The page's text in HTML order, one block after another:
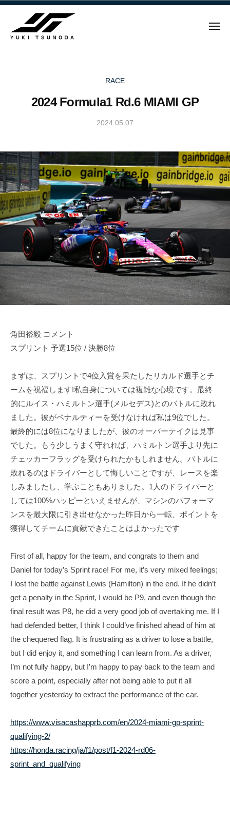
コ
n
o
d
a
–
角
裕
毅
｜
F
1
r
i
e
r
Y
u
k
T
s
u
o
a
O
f
f
i
c
i
a
l
S
i
e
メ
RACE
2024 Formula1 Rd.6 MIAMI GP
2024.05.07
k
i
T
s
n
o
d
a
角田裕毅 コメント
スプリント 予選15位 / 決勝8位
まずは、スプリントで4位入賞を果たしたリカルド選手とチ
ームを祝福します!私自身については複雑な心境です。最終
的にルイス・ハミルトン選手(メルセデス)とのバトルに敗れ
ました。彼がペナルティーを受けなければ私は9位でした。
最終的には8位になりましたが、彼のオーバーテイクは見事
でした。もう少しうまく守れれば、ハミルトン選手より先に
チェッカーフラッグを受けられたかもしれません。バトルに
敗れるのはドライバーとして悔しいことですが、レースを楽
しみましたし、学ぶこともありました。1人のドライバーと
しては100%ハッピーといえませんが、マシンのパフォーマ
ンスを最大限に引き出せなかった昨日から一転、ポイントを
獲得してチームに貢献できたことはよかったです
First of all, happy for the team, and congrats to them and
Daniel for today’s Sprint race! For me, it’s very mixed feelings;
I lost the battle against Lewis (Hamilton) in the end. If he didn’t
get a penalty in the Sprint, I would be P9, and even though the
final result was P8, he did a very good job of overtaking me. If I
had defended better, I think I could’ve finished ahead of him at
the chequered flag. It is frustrating as a driver to lose a battle,
but I did enjoy it, and something I can learn from. As a driver,
I’m not fully happy, but I’m happy to pay back to the team and
score a point, especially after not being able to put it all
together yesterday to extract the performance of the car.
https://www.visacashapprb.com/en/2024-miami-gp-sprint-
qualifying-2/
https://honda.racing/ja/f1/post/f1-2024-rd06-
sprint_and_qualifying
i
田
裕
毅
｜
F
1
i
r
k
i
s
u
o
d
a
O
f
f
i
i
a
l
i
t
e